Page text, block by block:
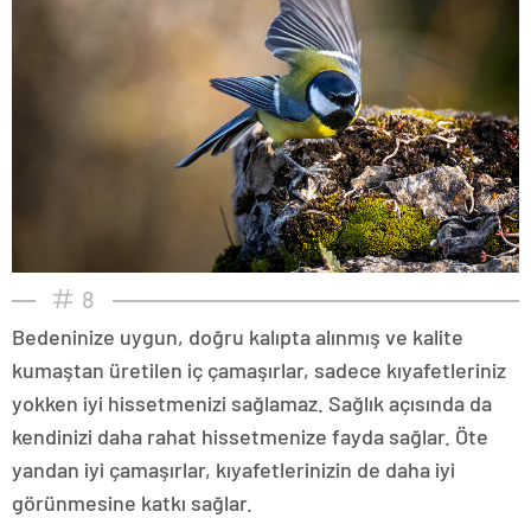
8
Bedeninize uygun, doğru kalıpta alınmış ve kalite
kumaştan üretilen iç çamaşırlar, sadece kıyafetleriniz
yokken iyi hissetmenizi sağlamaz. Sağlık açısında da
kendinizi daha rahat hissetmenize fayda sağlar. Öte
yandan iyi çamaşırlar, kıyafetlerinizin de daha iyi
görünmesine katkı sağlar.